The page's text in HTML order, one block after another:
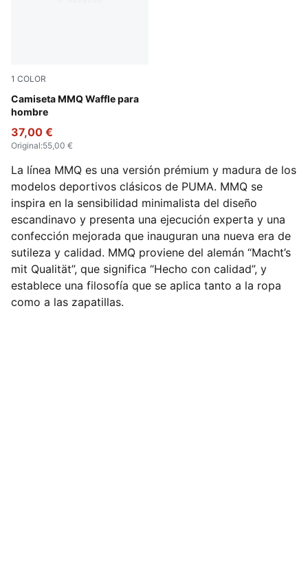
1 COLOR
Camiseta MMQ Waffle para
hombre
Medium Gray Heather
37,00 €
Original:55,00 €
La línea MMQ es una versión prémium y madura de los
modelos deportivos clásicos de PUMA. MMQ se
inspira en la sensibilidad minimalista del diseño
escandinavo y presenta una ejecución experta y una
confección mejorada que inauguran una nueva era de
sutileza y calidad. MMQ proviene del alemán “Macht’s
mit Qualität”, que significa “Hecho con calidad”, y
establece una filosofía que se aplica tanto a la ropa
como a las zapatillas.